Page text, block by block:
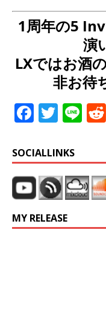
1周年の5
演
LXではお酒
非お待
F
a
c
e
b
o
o
T
w
it
te
r
Li
n
SOCIALLINKS
MY RELEASE